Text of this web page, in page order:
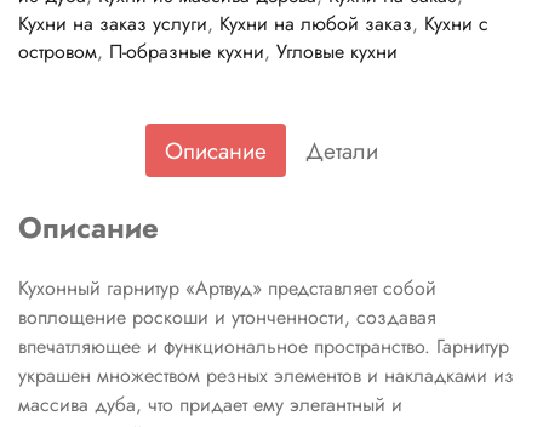
Кухни на заказ услуги, Кухни на любой заказ, Кухни с
островом, П-образные кухни, Угловые кухни
Описание Детали
Описание
Кухонный гарнитур «Артвуд» представляет собой
воплощение роскоши и утонченности, создавая
впечатляющее и функциональное пространство. Гарнитур
украшен множеством резных элементов и накладками из
массива дуба, что придает ему элегантный и